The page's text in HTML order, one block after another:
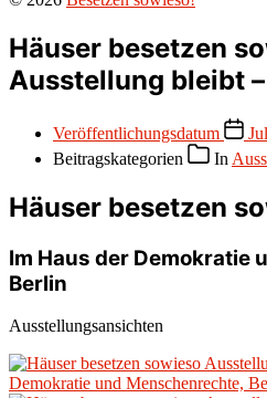
Häuser besetzen
Ausstellung bleibt
Veröffentlichungsdatum
Beitragskategorien
In
Häuser besetzen
Im Haus der Demokratie
Berlin
Ausstellungsansichten